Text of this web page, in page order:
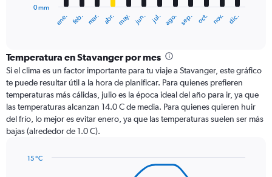
categories.
Range:
12
categories.
The
chart
has
1
axis
ene. feb. mar. abr. may. jun. jul. ago. sep. oct. nov. dic.
0 mm
Temperatura en Stavanger por mes
Si el clima es un factor importante para tu viaje a Stavanger, este gráfico
te puede resultar útil a la hora de planificar. Para quienes prefieren
temperaturas más cálidas, julio es la época ideal del año para ir, ya que
las temperaturas alcanzan 14.0 C de media. Para quienes quieren huir
del frío, lo mejor es evitar enero, ya que las temperaturas suelen ser más
bajas (alrededor de 1.0 C).
15 °C